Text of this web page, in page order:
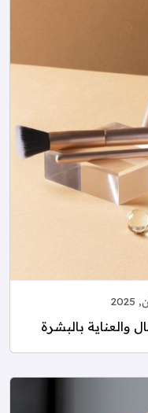
والعناية بالبشرة